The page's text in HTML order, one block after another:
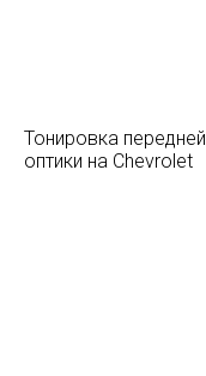
Тонировка передней
оптики на Chevrolet